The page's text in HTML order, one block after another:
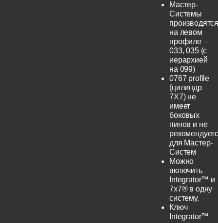
Мастер-
Системы
на левом
профиле –
033, 035 (с
иерархией
на 099)
0767 profile
(цилиндр
7Х7) не
имеет
боковых
пинов и не
для Мастер-
Систем
Можно
включить
Integrator™ и
7x7® в одну
систему.
Ключ
Integrator™